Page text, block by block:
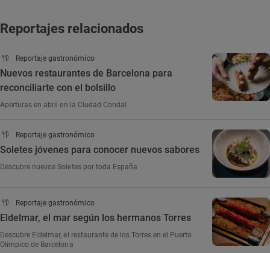
Reportajes relacionados
Reportaje gastronómico
Nuevos restaurantes de Barcelona para
reconciliarte con el bolsillo
Aperturas en abril en la Ciudad Condal
Reportaje gastronómico
Soletes jóvenes para conocer nuevos sabores
Descubre nuevos Soletes por toda España
Reportaje gastronómico
Eldelmar, el mar según los hermanos Torres
Descubre Eldelmar, el restaurante de los Torres en el Puerto
Olímpico de Barcelona